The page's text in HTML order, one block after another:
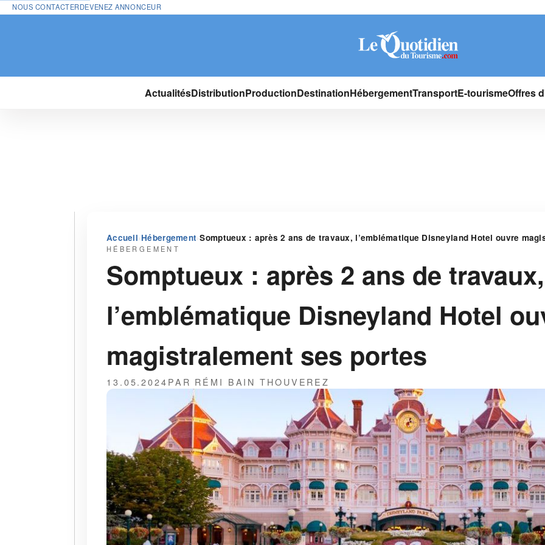
NOUS CONTACTERDEVENEZ ANNONCEUR
ActualitésDistributionProductionDestinationHébergementTransportE-tourismeOffres
Accueil›Hébergement›Somptueux : après 2 ans de travaux, l’emblématique Disneyland Hotel ouvre
HÉBERGEMENT
Somptueux : après 2 ans de travaux,
l’emblématique Disneyland Hotel
magistralement ses portes
13.05.2024PAR RÉMI BAIN THOUVEREZ